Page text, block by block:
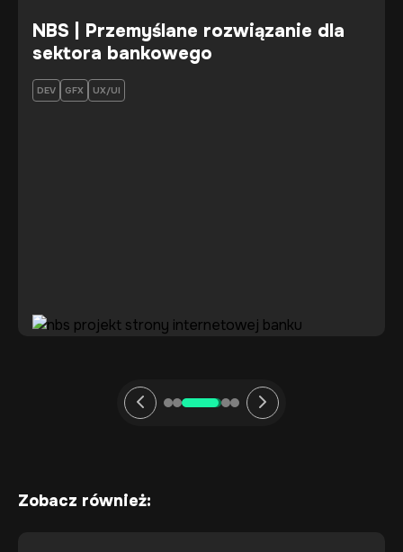
MBOX-24 | E-commerce z
konfiguratorem 3D
3D DEV GFX MEDIA
Zobacz również: